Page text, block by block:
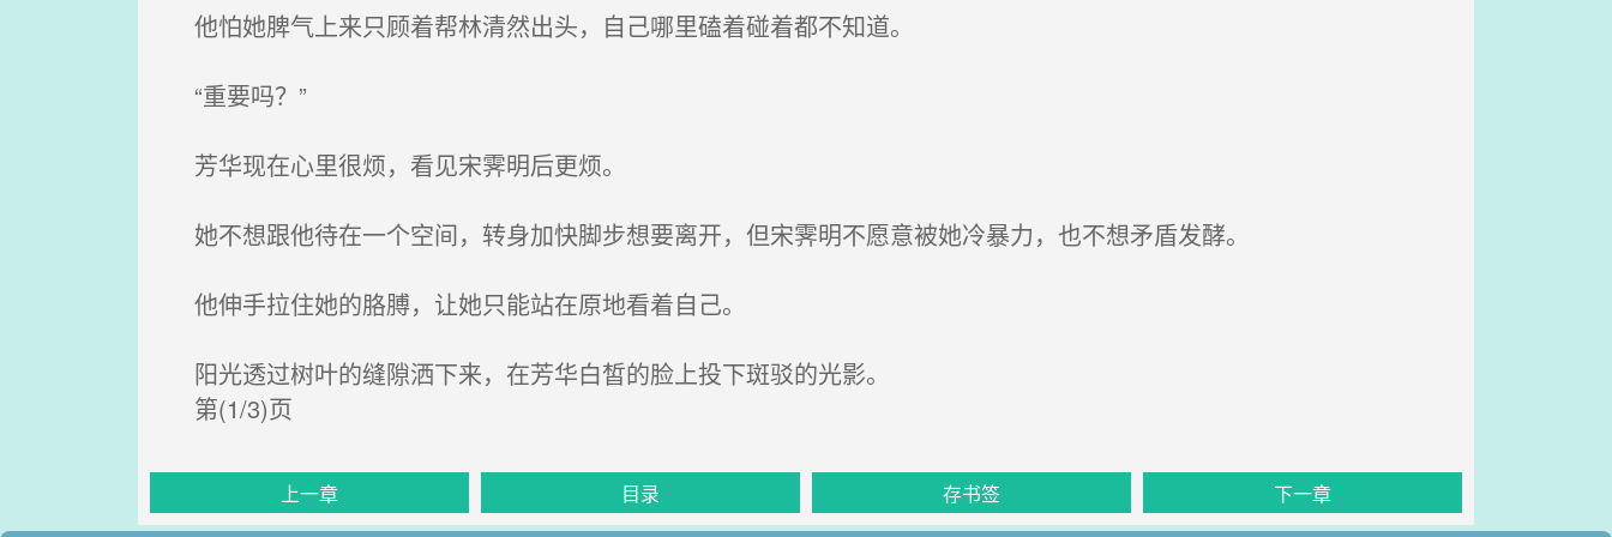
他怕她脾气上来只顾着帮林清然出头，自己哪里磕着碰着都不知道。
“重要吗？”
芳华现在心里很烦，看见宋霁明后更烦。
她不想跟他待在一个空间，转身加快脚步想要离开，但宋霁明不愿意被她冷暴力，也不想矛盾发酵。
他伸手拉住她的胳膊，让她只能站在原地看着自己。
阳光透过树叶的缝隙洒下来，在芳华白皙的脸上投下斑驳的光影。
第(1/3)页
上一章 目录 存书签 下一章